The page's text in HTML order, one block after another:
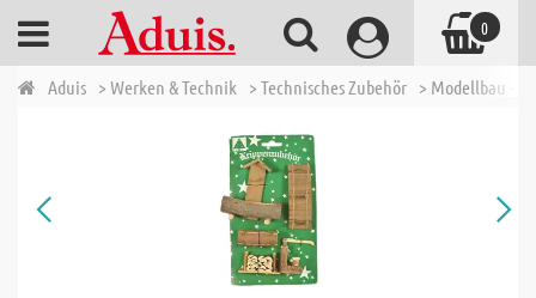
Aduis > Werken & Technik > Technisches Zubehör > Modellbau -
0